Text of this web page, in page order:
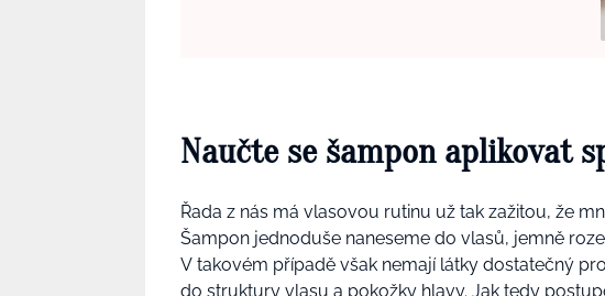
Naučte se šampon aplikovat
Řada z nás má vlasovou rutinu už tak zažitou, že
Šampon jednoduše naneseme do vlasů, jemně
V takovém případě však nemají látky dostatečný
do struktury vlasu a pokožky hlavy. Jak tedy